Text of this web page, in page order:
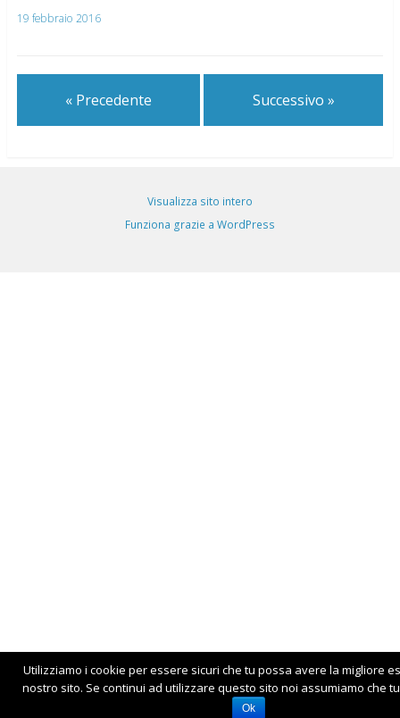
19 febbraio 2016
« Precedente Successivo »
Visualizza sito intero
Funziona grazie a WordPress
Utilizziamo i cookie per essere sicuri che tu possa avere la migliore
nostro sito. Se continui ad utilizzare questo sito noi assumiamo che
Ok